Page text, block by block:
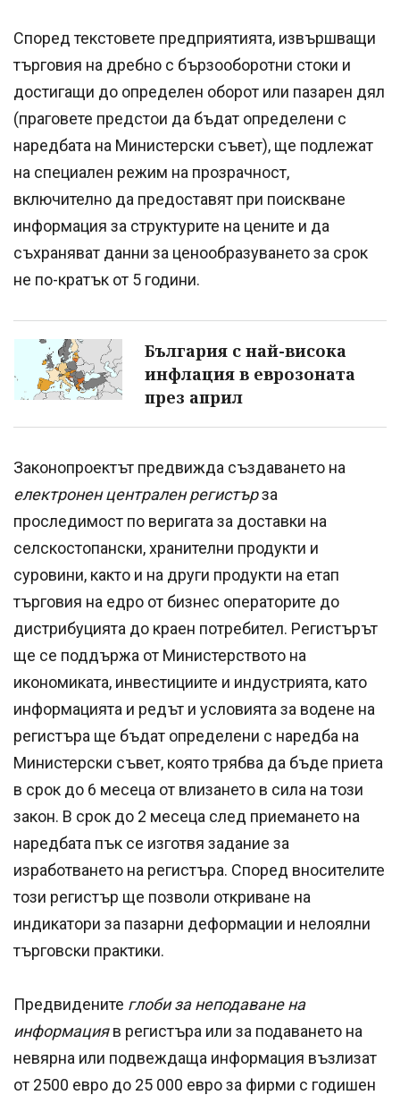
Според текстовете предприятията, извършващи
търговия на дребно с бързооборотни стоки и
достигащи до определен оборот или пазарен дял
(праговете предстои да бъдат определени с
наредбата на Министерски съвет), ще подлежат
на специален режим на прозрачност,
включително да предоставят при поискване
информация за структурите на цените и да
съхраняват данни за ценообразуването за срок
не по-кратък от 5 години.
България с най-висока
инфлация в еврозоната
през април
Законопроектът предвижда създаването на
електронен централен регистърза
проследимост по веригата за доставки на
селскостопански, хранителни продукти и
суровини, както и на други продукти на етап
търговия на едро от бизнес операторите до
дистрибуцията до краен потребител. Регистърът
ще се поддържа от Министерството на
икономиката, инвестициите и индустрията, като
информацията и редът и условията за водене на
регистъра ще бъдат определени с наредба на
Министерски съвет, която трябва да бъде приета
в срок до 6 месеца от влизането в сила на този
закон. В срок до 2 месеца след приемането на
наредбата пък се изготвя задание за
изработването на регистъра. Според вносителите
този регистър ще позволи откриване на
индикатори за пазарни деформации и нелоялни
търговски практики.
Предвидените глоби за неподаване на
информацияв регистъра или за подаването на
невярна или подвеждаща информация възлизат
от 2500 евро до 25 000 евро за фирми с годишен